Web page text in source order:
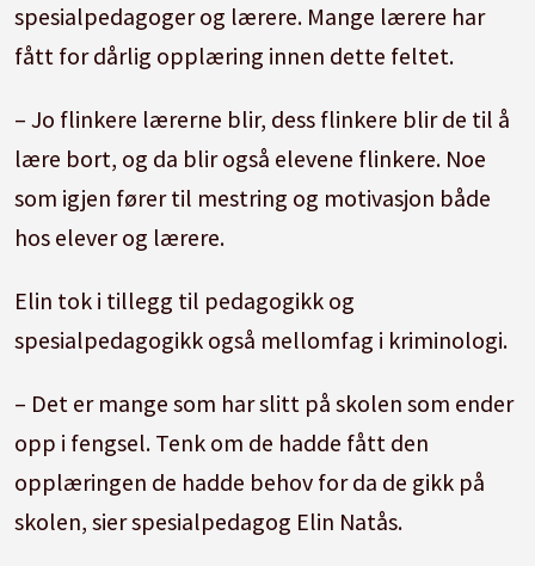
spesialpedagoger og lærere. Mange lærere har
fått for dårlig opplæring innen dette feltet.
– Jo flinkere lærerne blir, dess flinkere blir de til å
lære bort, og da blir også elevene flinkere. Noe
som igjen fører til mestring og motivasjon både
hos elever og lærere.
Elin tok i tillegg til pedagogikk og
spesialpedagogikk også mellomfag i kriminologi.
– Det er mange som har slitt på skolen som ender
opp i fengsel. Tenk om de hadde fått den
opplæringen de hadde behov for da de gikk på
skolen, sier spesialpedagog Elin Natås.